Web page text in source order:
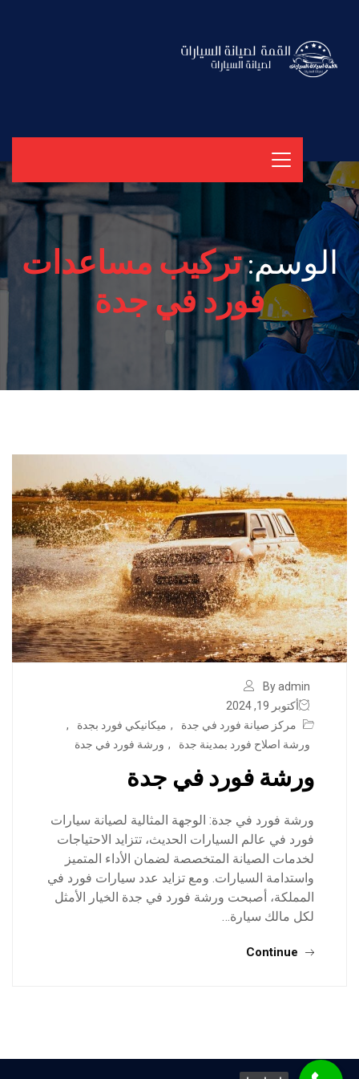
الوسم:تركيب مساعدات
فورد في جدة
By admin
أكتوبر 19, 2024
مركز صيانة فورد في جدة
, ميكانيكي فورد بجدة
,
ورشة اصلاح فورد بمدينة جدة
, ورشة فورد في جدة
ورشة فورد في جدة
ورشة فورد في جدة: الوجهة المثالية لصيانة سيارات
فورد في عالم السيارات الحديث، تتزايد الاحتياجات
لخدمات الصيانة المتخصصة لضمان الأداء المتميز
واستدامة السيارات. ومع تزايد عدد سيارات فورد في
المملكة، أصبحت ورشة فورد في جدة الخيار الأمثل
لكل مالك سيارة…
Continue